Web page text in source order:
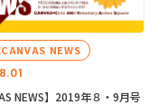
NEWS
NEWS】2019年８・9月号